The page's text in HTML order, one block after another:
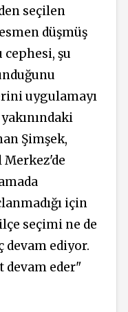
seçilen
düşmüş
cephesi, şu
uygulamayı
Şimşek,
Merkez'de
için
seçimi ne de
devam ediyor.
devam eder"